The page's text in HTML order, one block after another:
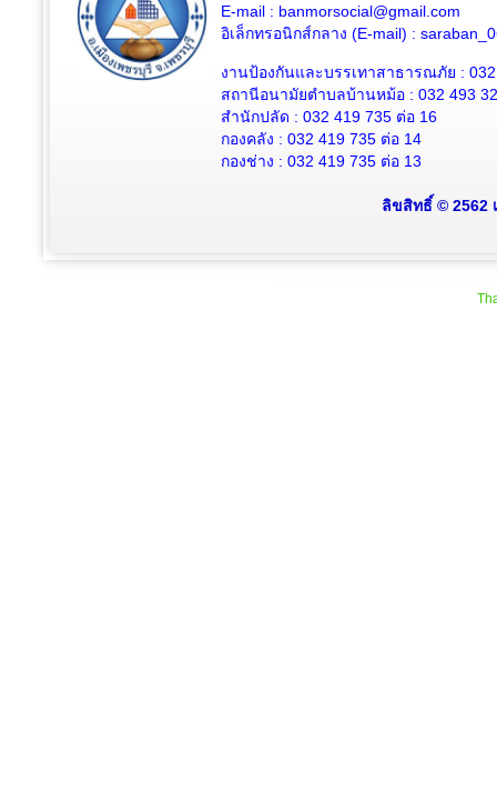
E-mail : banmorsocial@gmail.com
อิเล็กทรอนิกส์กลาง (E-mail) :
งานป้องกันและบรรเทาสาธารณภัย :
สถานีอนามัยตำบลบ้านหม้อ : 032 493
สำนักปลัด : 032 419 735 ต่อ 16
กองคลัง : 032 419 735 ต่อ 14
กองช่าง : 032 419 735 ต่อ 13
ลิขสิทธิ์ © 2562